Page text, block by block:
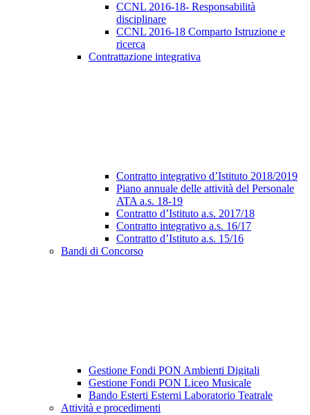
CCNL 2016-18- Responsabilità
disciplinare
CCNL 2016-18 Comparto Istruzione e
ricerca
Contrattazione integrativa
Contratto integrativo d’Istituto 2018/2019
Piano annuale delle attività del Personale
ATA a.s. 18-19
Contratto d’Istituto a.s. 2017/18
Contratto integrativo a.s. 16/17
Contratto d’Istituto a.s. 15/16
Bandi di Concorso
Gestione Fondi PON Ambienti Digitali
Gestione Fondi PON Liceo Musicale
Bando Esterti Esterni Laboratorio Teatrale
Attività e procedimenti